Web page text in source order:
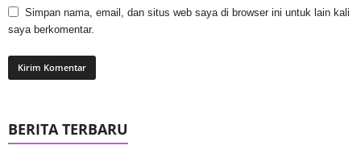
Simpan nama, email, dan situs web saya di browser ini untuk lain kali
saya berkomentar.
BERITA TERBARU